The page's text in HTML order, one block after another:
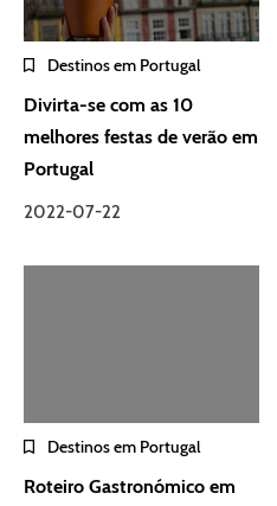
Destinos em Portugal
Divirta-se com as 10
melhores festas de verão em
Portugal
2022-07-22
Destinos em Portugal
Roteiro Gastronómico em